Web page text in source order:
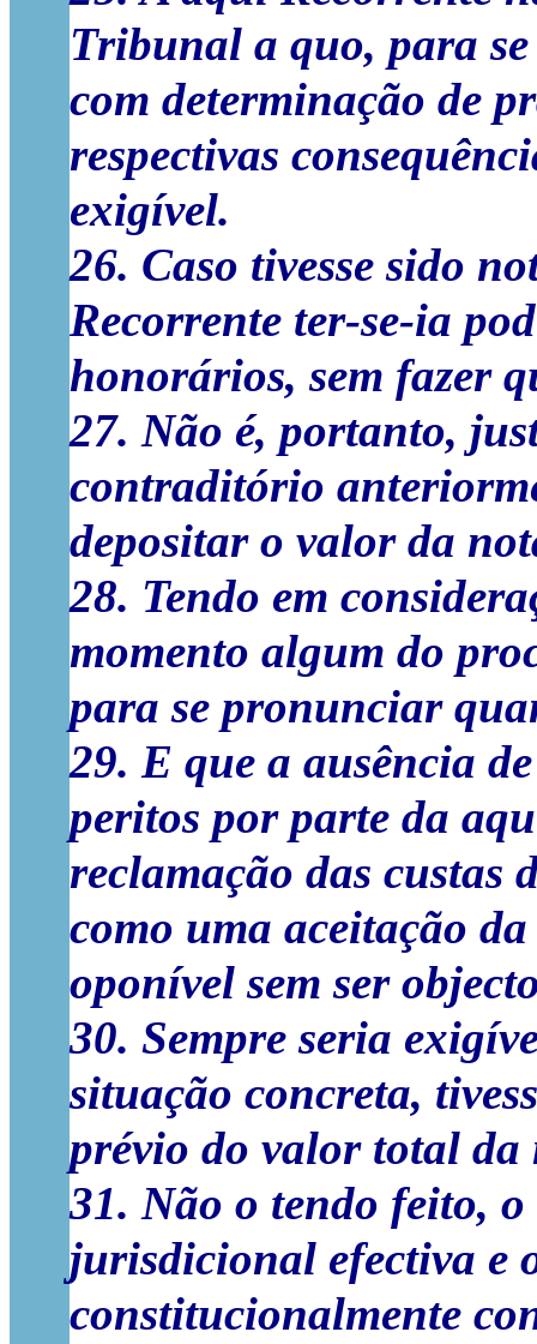
Tribunal a quo, para
com determinação de
respectivas
exigível.
26. Caso tivesse sido
Recorrente ter-se-ia
honorários, sem fazer
27. Não é, portanto,
contraditório
depositar o valor da
28. Tendo em
momento algum do
para se pronunciar
29. E que a ausência
peritos por parte da
reclamação das custas
como uma aceitação
oponível sem ser
30. Sempre seria
situação concreta,
prévio do valor total da
31. Não o tendo feito,
jurisdicional efectiva e
constitucionalmente